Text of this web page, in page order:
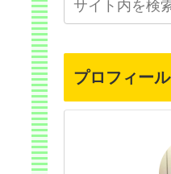
プロフィール